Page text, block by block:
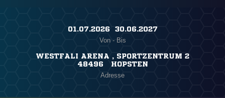
01.07.2026 ​ 30.06.2027
Von - Bis
WESTFALI ARENA , SPORTZENTRUM 2
48496 HOPSTEN
Adresse